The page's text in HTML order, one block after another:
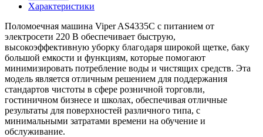
Характеристики
Поломоечная машина Viper AS4335C с питанием от
электросети 220 В обеспечивает быструю,
высокоэффективную уборку благодаря широкой щетке, баку
большой емкости и функциям, которые помогают
минимизировать потребление воды и чистящих средств. Эта
модель является отличным решением для поддержания
стандартов чистоты в сфере розничной торговли,
гостиничном бизнесе и школах, обеспечивая отличные
результаты для поверхностей различного типа, с
минимальными затратами времени на обучение и
обслуживание.